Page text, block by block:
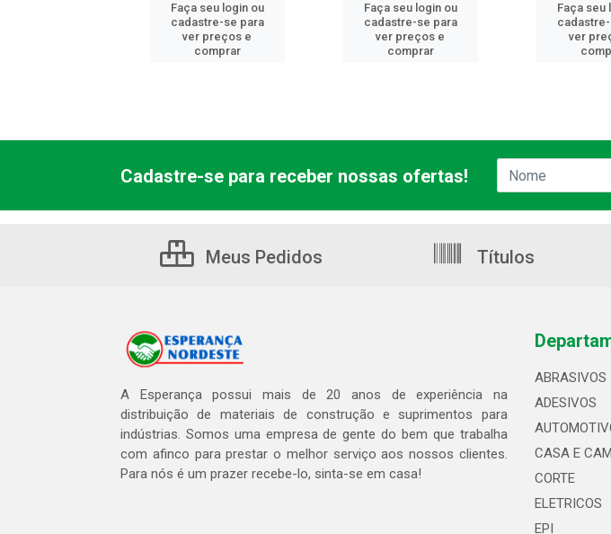
Faça seu login ou
cadastre-se para
ver preços e
comprar
Faça seu login ou
cadastre-se para
ver preços e
comprar
Faça seu
ver
Cadastre-se para receber nossas ofertas!
Meus Pedidos Títulos
A Esperança possui mais de 20 anos de experiência na
distribuição de materiais de construção e suprimentos para
indústrias. Somos uma empresa de gente do bem que trabalha
com afinco para prestar o melhor serviço aos nossos clientes.
Para nós é um prazer recebe-lo, sinta-se em casa!
ABRASIVOS
ADESIVOS
CASA E
CORTE
ELETRICOS
EPI